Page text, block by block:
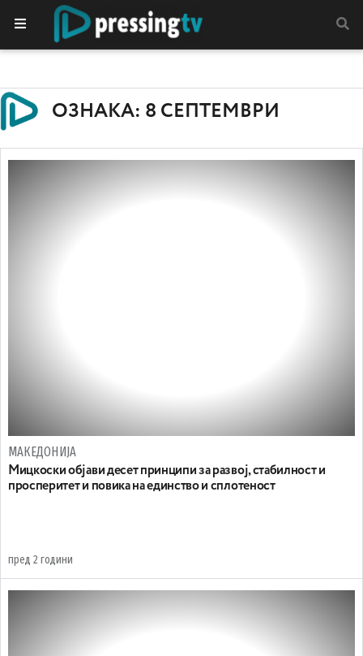
ОЗНАКА: 8 СЕПТЕМВРИ
МАКЕДОНИЈА
Мицкоски објави десет принципи за развој, стабилност и
просперитет и повика на единство и сплотеност
пред 2 години